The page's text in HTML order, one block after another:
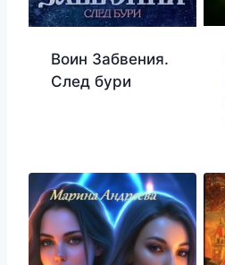
Воин Забвения.
След бури